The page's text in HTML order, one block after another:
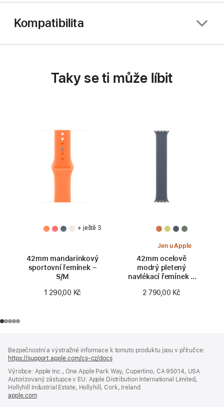
Kompatibilita
Taky se ti může líbit
+ ještě 3
42mm mandarinkový
sportovní řemínek –
S/M
1 290,00 Kč
Jen u Apple
42mm ocelově
modrý pletený
navlékací řemínek –
2 790,00 Kč
Bezpečnostní a výstražné informace k tomuto produktu jsou v příručce:
https://support.apple.com/cs-cz/docs(otevře
v novém
okně)
Výrobce: Apple Inc., One Apple Park Way, Cupertino, CA 95014, USA
Autorizovaný zástupce v EU: Apple Distribution International Limited,
Hollyhill Industrial Estate, Hollyhill, Cork, Ireland
apple.com(otevře